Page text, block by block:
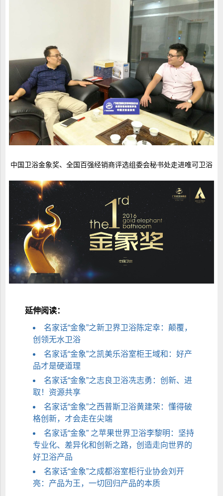
中国卫浴金象奖、全国百强经销商评选组委会秘书处走进唯可卫浴
延伸阅读：
名家话“金象”之新卫界卫浴陈定幸：颠覆，
创领无水卫浴
名家话“金象”之凯美乐浴室柜王域和：好产
品才是硬道理
名家话“金象”之志良卫浴冼志勇：创新、进
取！资源共享
名家话“金象”之西普斯卫浴黄建荣：懂得破
格创新，才会走在尖端
名家话“金象” 之苹果世界卫浴李黎明：坚持
专业化、差异化和创新之路，创造走向世界的
好卫浴产品
名家话“金象”之成都浴室柜行业协会刘开
亮：产品为王，一切回归产品的本质